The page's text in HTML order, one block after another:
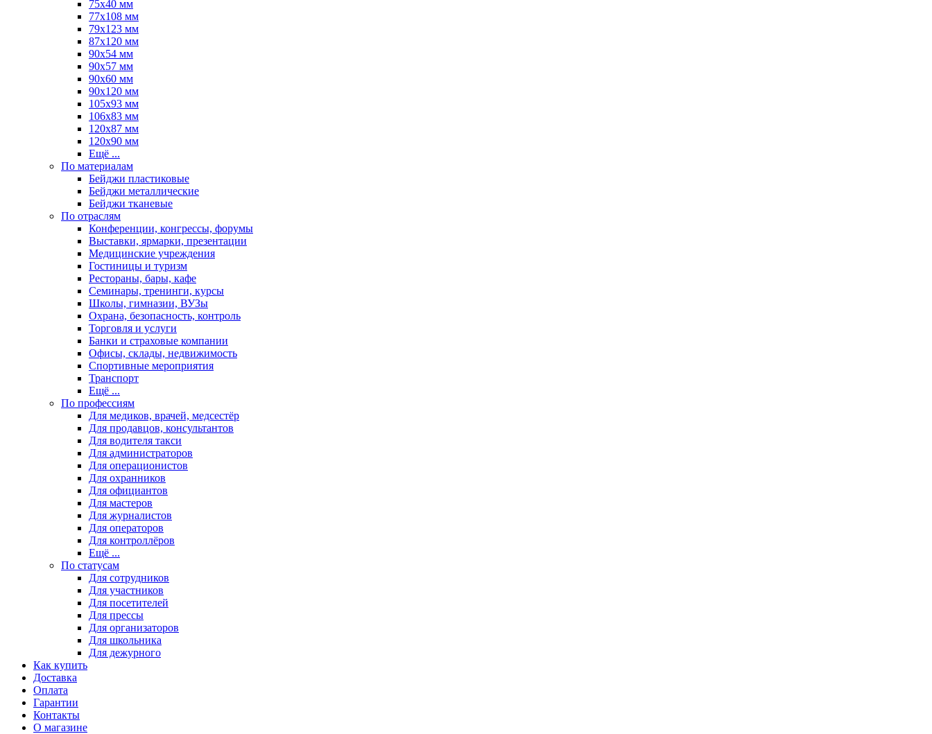
75x40 мм
77х108 мм
79х123 мм
87х120 мм
90x54 мм
90х57 мм
90х60 мм
90х120 мм
105х93 мм
106х83 мм
120х87 мм
120х90 мм
Ещё ...
По материалам
Бейджи пластиковые
Бейджи металлические
Бейджи тканевые
По отраслям
Конференции, конгрессы, форумы
Выставки, ярмарки, презентации
Медицинские учреждения
Гостиницы и туризм
Рестораны, бары, кафе
Семинары, тренинги, курсы
Школы, гимназии, ВУЗы
Охрана, безопасность, контроль
Торговля и услуги
Банки и страховые компании
Офисы, склады, недвижимость
Спортивные мероприятия
Транспорт
Ещё ...
По профессиям
Для медиков, врачей, медсестёр
Для продавцов, консультантов
Для водителя такси
Для администраторов
Для операционистов
Для охранников
Для официантов
Для мастеров
Для журналистов
Для операторов
Для контроллёров
Ещё ...
По статусам
Для сотрудников
Для участников
Для посетителей
Для прессы
Для организаторов
Для школьника
Для дежурного
Как купить
Доставка
Оплата
Гарантии
Контакты
О магазине